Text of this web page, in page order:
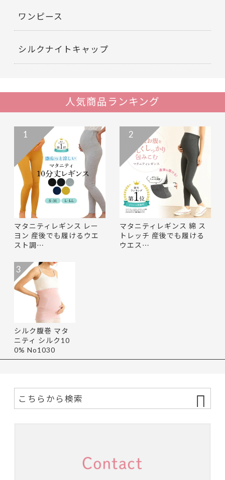
ワンピース
シルクナイトキャップ
人気商品ランキング
マタニティレギンス レー
ヨン 産後でも履けるウエ
スト調…
1
マタニティレギンス 綿 ス
トレッチ 産後でも履ける
ウエス…
2
シルク腹巻 マタ
ニティ シルク10
0% No1030
3